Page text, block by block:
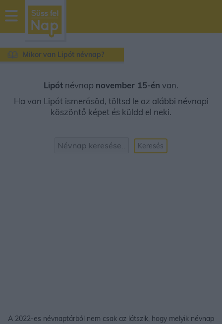
sussfelnap.hu
időjárás
Mikor van Lipót névnap?
Lipót névnap november 15-én van.
Ha van Lipót ismerősöd, töltsd le az alábbi névnapi
köszöntő képet és küldd el neki.
Keresés
A 2022-es névnaptárból nem csak az látszik, hogy melyik névnap